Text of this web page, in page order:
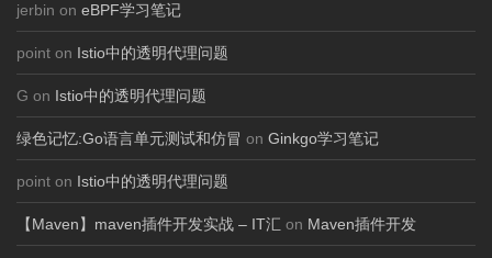
jerbin on eBPF学习笔记
point on Istio中的透明代理问题
G on Istio中的透明代理问题
绿色记忆:Go语言单元测试和仿冒 on Ginkgo学习笔记
point on Istio中的透明代理问题
【Maven】maven插件开发实战 – IT汇 on Maven插件开发